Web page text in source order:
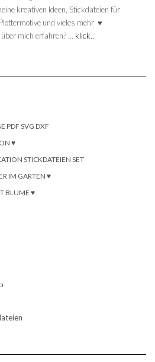
kreativen Ideen, Stickdateien für
und vieles mehr ♥
mich erfahren? … klick..
PDF SVG DXF
♥
STICKDATEIEN SET
IM GARTEN ♥
BLUME ♥